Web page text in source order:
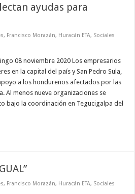
ayudas para
, Francisco Morazán, Huracán ETA, Sociales
08 noviembre 2020 Los empresarios
en la capital del país y San Pedro Sula,
a los hondureños afectados por las
Al menos nueve organizaciones se
bajo la coordinación en Tegucigalpa del
, Francisco Morazán, Huracán ETA, Sociales